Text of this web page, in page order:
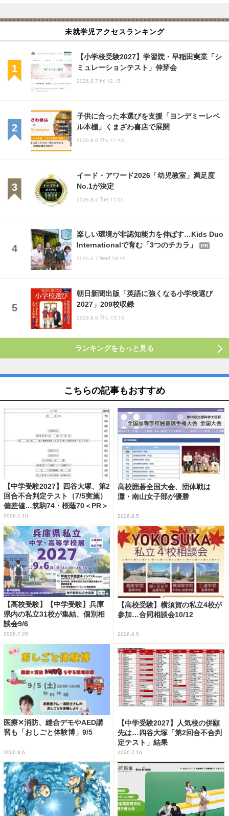
未就学児アクセスランキング
【小学校受験2027】学習院・早稲田実業「シ
ミュレーションテスト」伸芽会
2026.8.7 Fri 12:15
子供に合った本選びを支援「ヨンデミーレベ
ル本棚」くまざわ書店で展開
2026.8.6 Thu 17:45
イード・アワード2026「幼児教室」満足度
No.1が決定
2026.8.4 Tue 11:00
楽しい環境が非認知能力を伸ばす…Kids Duo
Internationalで育む「3つのチカラ」
PR
2025.5.7 Wed 18:15
朝日新聞出版「英語に強くなる小学校選び
2027」209校収録
2026.8.6 Thu 13:15
ランキングをもっと見る
こちらの記事もおすすめ
【中学受験2027】四谷大塚、第2
回合不合判定テスト（7/5実施）
偏差値…筑駒74・桜蔭70＜PR＞
2026.7.10
高校囲碁全国大会、団体戦は
灘・南山女子部が優勝
2026.8.5
【高校受験】【中学受験】兵庫
県内の私立31校が集結、個別相
談会9/6
2026.7.28
【高校受験】横須賀の私立4校が
参加…合同相談会10/12
2026.8.5
医療✕消防、縫合デモやAED講
習も「おしごと体験博」9/5
2026.8.6
【中学受験2027】人気校の併願
先は…四谷大塚「第2回合不合判
定テスト」結果
2026.7.16